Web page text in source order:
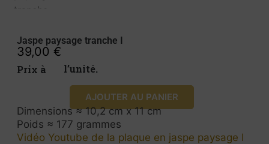
Jaspe paysage tranche I
39,00 €
Prix à l’unité.
AJOUTER AU PANIER
Dimensions ≈ 10,2 cm x 11 cm
Poids ≈ 177 grammes
Vidéo Youtube de la plaque en jaspe paysage I